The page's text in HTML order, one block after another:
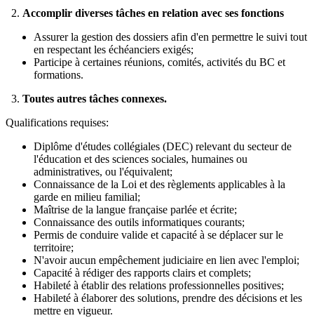
2. Accomplir diverses tâches en relation avec ses fonctions
Assurer la gestion des dossiers afin d'en permettre le suivi tout
en respectant les échéanciers exigés;
Participe à certaines réunions, comités, activités du BC et
formations.
3. Toutes autres tâches connexes.
Qualifications requises:
Diplôme d'études collégiales (DEC) relevant du secteur de
l'éducation et des sciences sociales, humaines ou
administratives, ou l'équivalent;
Connaissance de la Loi et des règlements applicables à la
garde en milieu familial;
Maîtrise de la langue française parlée et écrite;
Connaissance des outils informatiques courants;
Permis de conduire valide et capacité à se déplacer sur le
territoire;
N'avoir aucun empêchement judiciaire en lien avec l'emploi;
Capacité à rédiger des rapports clairs et complets;
Habileté à établir des relations professionnelles positives;
Habileté à élaborer des solutions, prendre des décisions et les
mettre en vigueur.